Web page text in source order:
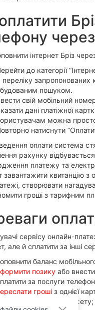
інтернет Бріз
до категорії
переліку запропонованих
пошуком.
свій мобільний
дані платіжної
можна
натиснути
оплати система
рахунку
платежу та
завантажити квитанцію з
створювати
гроші з тарифним
сервісу онлайн-
але й сплатити за інші
баланс
позику або
за послуги
гроші з однієї
зробити платіж до бюджету;